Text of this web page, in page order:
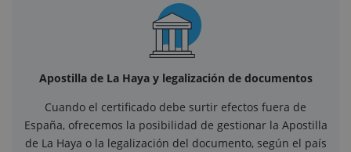
Apostilla de La Haya y legalización de documentos
Cuando el certificado debe surtir efectos fuera de
España, ofrecemos la posibilidad de gestionar la Apostilla
de La Haya o la legalización del documento, según el país